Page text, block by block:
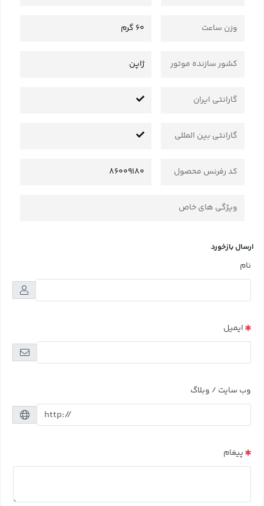
وزن ساعت 60 گرم
کشور سازنده موتور ژاپن
گارانتی ایران
گارانتی بین المللی
کد رفرنس محصول 86009180
ویژگی های خاص
ارسال بازخورد
نام
ایمیل
وب سایت / وبلاگ
پیغام